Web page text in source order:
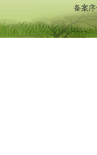
备案